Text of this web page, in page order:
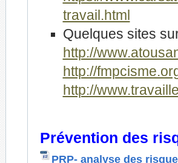
travail.html
Quelques sites
http://
http://
http://
Prévention des
PRP- analyse des